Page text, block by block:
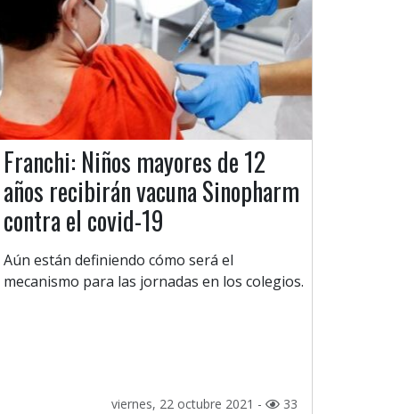
Franchi: Niños mayores de 12
años recibirán vacuna Sinopharm
contra el covid-19
Aún están definiendo cómo será el
mecanismo para las jornadas en los colegios.
viernes, 22 octubre 2021 - 33